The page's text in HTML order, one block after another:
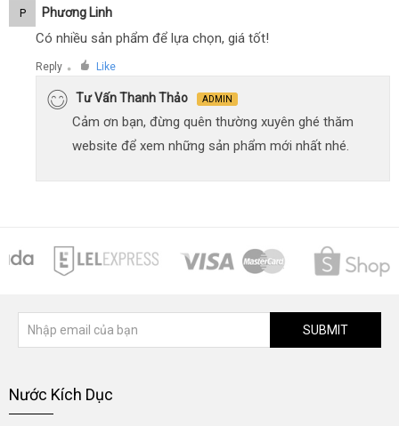
P Phương Linh
Có nhiều sản phẩm để lựa chọn, giá tốt!
Reply ● Like
Tư Vấn Thanh Thảo ADMIN
Cảm ơn bạn, đừng quên thường xuyên ghé thăm
website để xem những sản phẩm mới nhất nhé.
SUBMIT
Nước Kích Dục